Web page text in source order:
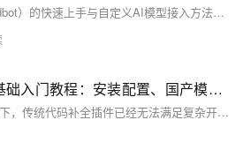
本文详解OpenClaw（Clawdbot）的快速上手与自定义AI模型接入方法，支持QQ/企微/飞书/钉钉等国内IM，并提供腾讯云DeepSeek、硅基流动、Gemini、GPT、Claude、OpenRouter等10+主流厂商配置模板及通用JSON格式，含参数说明与常见错误排查指南。
Claude Code新手零基础入门教程：安装配置、国产模型接入与常用命令全集
在AI编程工具快速迭代的当下，传统代码补全插件已经无法满足复杂开发需求，而**Claude Code**凭借终端原生、任务驱动、轻量高效、多模型兼容的独特优势，成为开发者首选的智能编程助手。它不需要依赖笨重的IDE插件，全程在终端运行，能够自主理解项目需求、拆解开发任务、生成代码、修改文件、执行终端命令、管理Git版本仓库，覆盖从项目初始化、代码编写、Bug修复到项目重构的全流程开发工作。